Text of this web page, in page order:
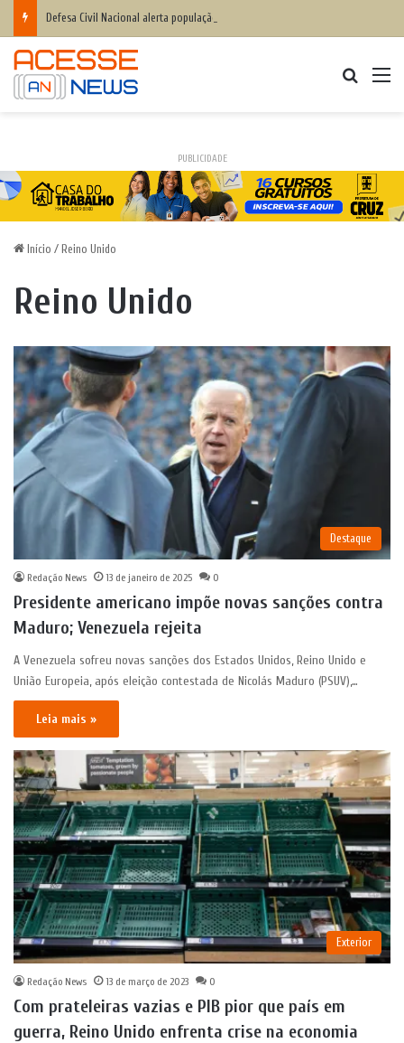
PUBLICIDADE
Início / Reino Unido
Reino Unido
Destaque
Redação News 13 de janeiro de 2025 0
Presidente americano impõe novas sanções contra
Maduro; Venezuela rejeita
A Venezuela sofreu novas sanções dos Estados Unidos, Reino Unido e
União Europeia, após eleição contestada de Nicolás Maduro (PSUV),…
Leia mais »
Exterior
Redação News 13 de março de 2023 0
Com prateleiras vazias e PIB pior que país em
guerra, Reino Unido enfrenta crise na economia